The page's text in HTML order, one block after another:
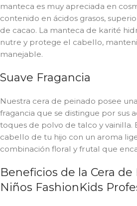
manteca es muy apreciada en
contenido en ácidos grasos,
de cacao. La manteca de karité
nutre y protege el cabello,
manejable.
Suave Fragancia
Nuestra cera de peinado posee
fragancia que se distingue por sus
toques de polvo de talco y vainilla.
cabello de tu hijo con un aroma
combinación floral y frutal que
Beneficios de la Cera
Niños FashionKids